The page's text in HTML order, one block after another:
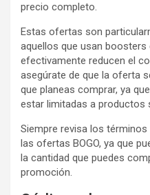
precio completo.
Estas ofertas son
aquellos que usan boosters
efectivamente reducen el
asegúrate de que la oferta
que planeas comprar, ya
estar limitadas a productos
Siempre revisa los
las ofertas BOGO, ya que
la cantidad que puedes
promoción.